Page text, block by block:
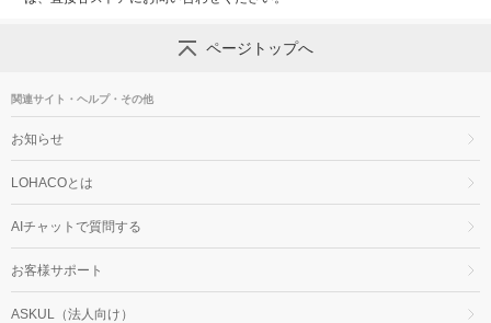
ページトップへ
関連サイト・ヘルプ・その他
お知らせ
LOHACOとは
AIチャットで質問する
お客様サポート
ASKUL（法人向け）